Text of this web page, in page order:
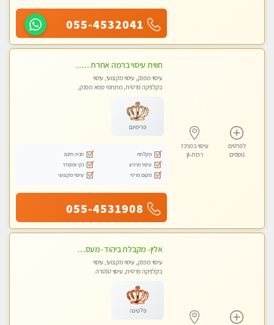
055-4532041
לפרטים
נוספים
עיסוי במרכז
רמת-גן
חווית עיסוי ברמה אחרת ... כל סוגי העיסויים מעסה מקצועית ואיכותית פרטי!!!מומלץ לחלוטין!!!!ללא מין !
עיסוי מפנק, עיסוי מקצועי, עיסוי
בקלניקה פרטית, מתחמי ספא מפנק,
פרימיום
מקלחת
חניה חינם
עיסוי מרגיע
נקי ומסודר
מקום פרטי
עיסוי מקצועי
055-4531908
אלין- מקבלת ביהוד -מעסה פרטית ואיכותית לבד ביהוד . עיסוי מפנק אצלי ביהוד
עיסוי מפנק, עיסוי מקצועי, עיסוי
בקלניקה פרטית, עיסוי טנטרה
פלטינה